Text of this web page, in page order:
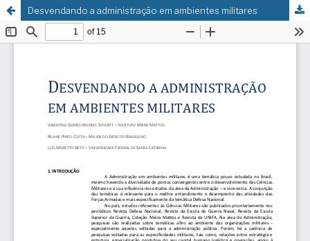
Desvendando a administração em ambientes militares